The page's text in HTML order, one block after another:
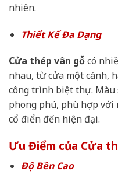
nhiên.
Thiết Kế Đa Dạng
Cửa thép vân gỗcó
nhau, từ cửa một cánh,
công trình biệt thự. Màu
phong phú, phù hợp
cổ điển đến hiện đại.
Ưu Điểm của Cửa
Độ Bền Cao